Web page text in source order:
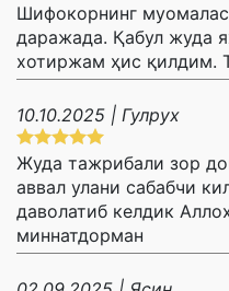
Шифокорнинг
даражада. Қабул жуда
хотиржам ҳис қилдим.
10.10.2025 | Гулрух
Жуда тажрибали зор
аввал улани сабабчи
даволатиб келдик
миннатдорман